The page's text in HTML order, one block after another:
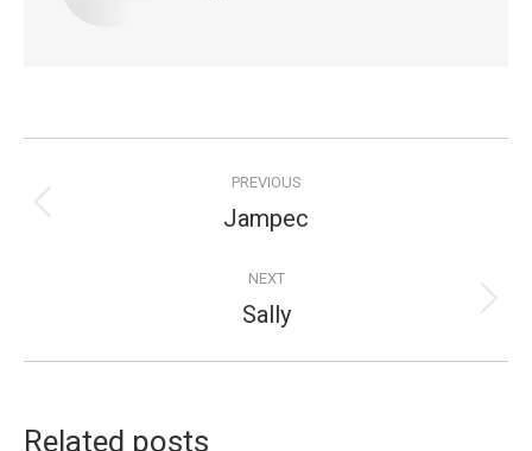
navigation
PREVIOUS
Previous
Jampec
NEXT
Next
Sally
Related posts